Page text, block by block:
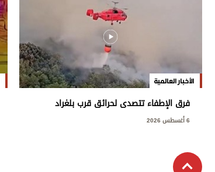
الأخبار العالمية
فرق الإطفاء تتصدى لحرائق قرب بلغراد
6 أغسطس 2026